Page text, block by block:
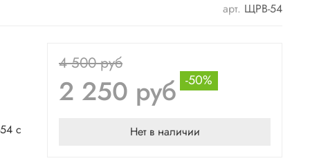
арт. ЩРВ-54
с
4 500 руб
2 250 руб -50%
Нет в наличии